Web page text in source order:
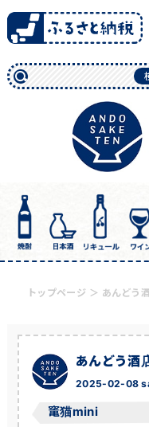
content
トップページ あんどう
竃猫mini
あんどう酒
2025-02-08